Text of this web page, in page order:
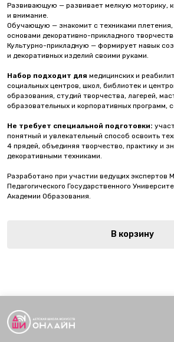
Развивающую — развивает мелкую моторику,
и внимание.
Обучающую — знакомит с техниками плетения,
основами декоративно-прикладного
Культурно-прикладную — формирует навык
и декоративных изделий своими руками.
Набор подходит для медицинских и
социальных центров, школ, библиотек и
образования, студий творчества, лагерей,
образовательных и корпоративных программ,
Не требует специальной подготовки:
понятный и увлекательный способ освоить
4 прядей, объединяя творчество, практику и
декоративными техниками.
Разработано при участии ведущих экспертов
Педагогического Государственного
Академии Образования.
В корзину